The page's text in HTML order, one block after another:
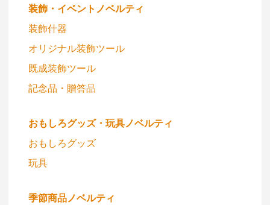
装飾・イベントノベルティ
装飾什器
オリジナル装飾ツール
既成装飾ツール
記念品・贈答品
おもしろグッズ・玩具ノベルティ
おもしろグッズ
玩具
季節商品ノベルティ